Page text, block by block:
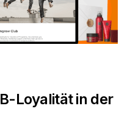
Loyalität in der